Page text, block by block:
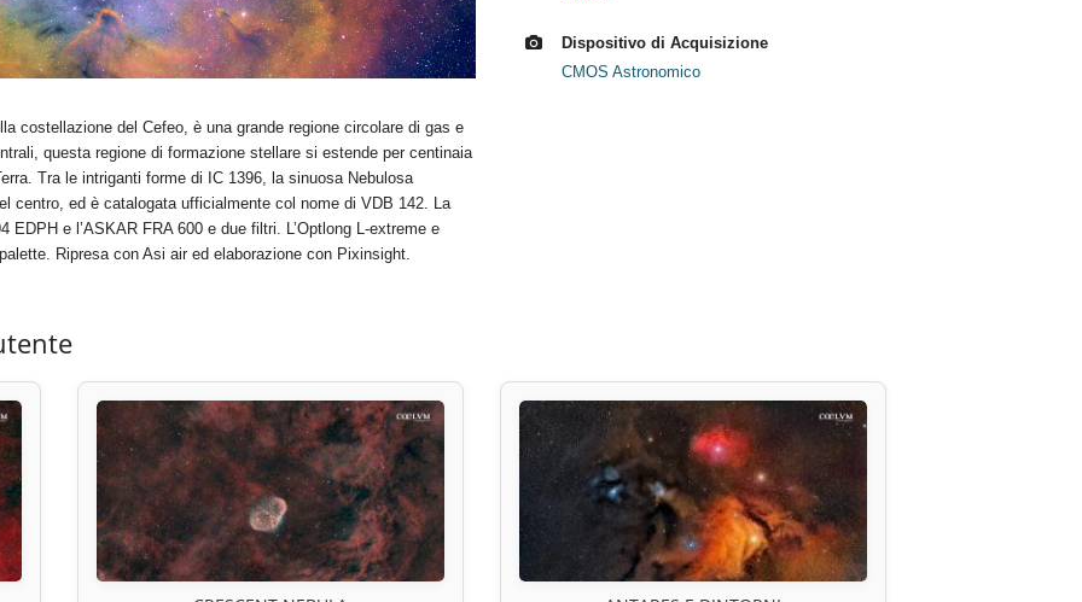
costellazione del Cefeo, è una grande regione circolare di gas e
questa regione di formazione stellare si estende per centinaia
Tra le intriganti forme di IC 1396, la sinuosa Nebulosa
centro, ed è catalogata ufficialmente col nome di VDB 142. La
e l’ASKAR FRA 600 e due filtri. L’Optlong L-extreme e
Ripresa con Asi air ed elaborazione con Pixinsight.
Dispositivo di Acquisizione
CMOS Astronomico